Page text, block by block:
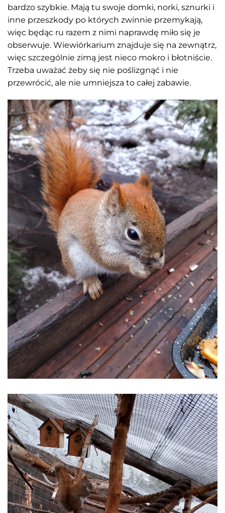
bardzo szybkie. Mają tu swoje domki, norki, sznurki i
inne przeszkody po których zwinnie przemykają,
więc będąc ru razem z nimi naprawdę miło się je
obserwuje. Wiewiórkarium znajduje się na zewnątrz,
więc szczególnie zimą jest nieco mokro i błotniście.
Trzeba uważać żeby się nie poślizgnąć i nie
przewrócić, ale nie umniejsza to całej zabawie.